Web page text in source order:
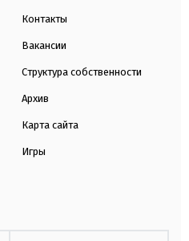
Контакты
Вакансии
Структура собственности
Архив
Карта сайта
Игры